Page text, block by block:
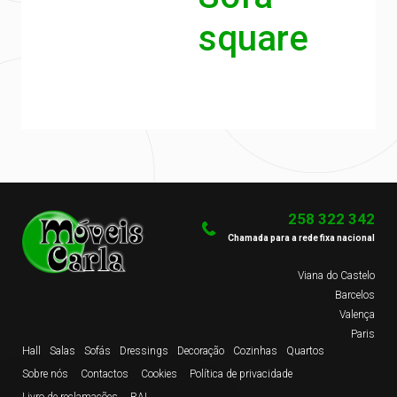
square
Hall Salas Sofás Dressings Decoração Cozinhas
Quartos
Sobre nós
Contactos Cookies
Política de privacidade
258 322 342
Chamada para a rede fixa nacional
Viana do Castelo
Barcelos
Valença
Paris